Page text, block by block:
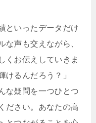
といったデータだけ
な声も交えながら、
くお伝えしていきま
けるんだろう？」
な疑問を一つひとつ
ださい。あなたの高